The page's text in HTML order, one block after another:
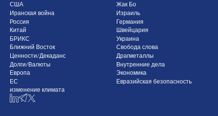
США
Жак Бо
Иранская война
Израиль
Россия
Германия
Китай
Швейцария
БРИКС
Украина
Ближний Восток
Свобода слова
Ценности/Декаданс
Драгметаллы
Долги/Валюты
Внутренние дела
Европа
Экономика
ЕС
Евразийская безопасность
изменение климата